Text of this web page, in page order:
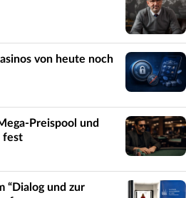
von heute noch
Preispool und
fest
“Dialog und zur